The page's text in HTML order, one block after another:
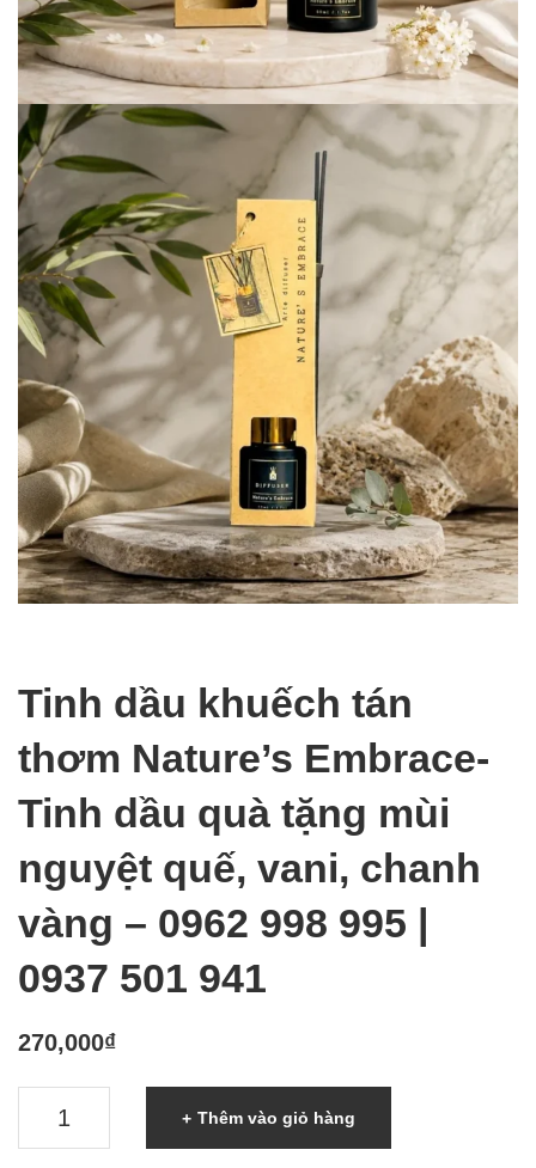
Tinh dầu khuếch tán
thơm Nature’s Embrace-
Tinh dầu quà tặng mùi
nguyệt quế, vani, chanh
vàng – 0962 998 995 |
0937 501 941
270,000₫
Thêm vào giỏ hàng